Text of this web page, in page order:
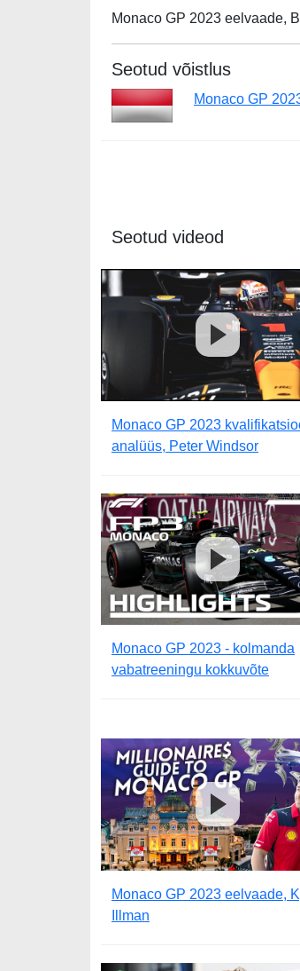
Monaco GP 2023 eelvaade,
Seotud võistlus
Monaco GP
Seotud videod
Monaco GP 2023
analüüs, Peter Windsor
Monaco GP 2023 - kolmanda
vabatreeningu kokkuvõte
Monaco GP 2023 eelvaade,
Illman